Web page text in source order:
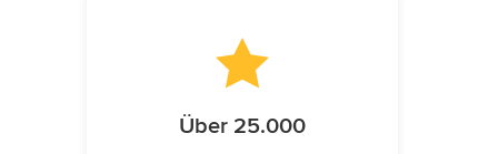
Über 25.000